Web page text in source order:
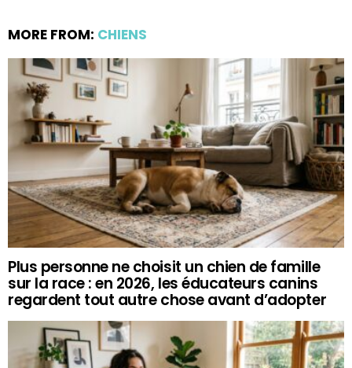
MORE FROM: CHIENS
Plus personne ne choisit un chien de famille
sur la race : en 2026, les éducateurs canins
regardent tout autre chose avant d’adopter